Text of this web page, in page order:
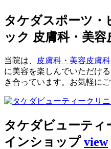
タケダスポーツ・
ック 皮膚科・美容
当院は、 皮膚科・美容皮膚科
に美容を楽しんでいただけ
き合っています。お気軽にご
タケダビューティ
インショップview